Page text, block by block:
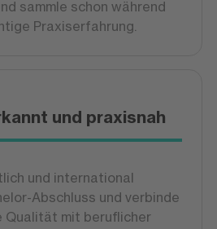
sammle schon während
Praxiserfahrung.
und praxisnah
und international
Abschluss und verbinde
mit beruflicher